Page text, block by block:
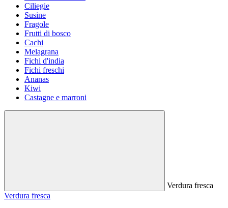
Ciliegie
Susine
Fragole
Frutti di bosco
Cachi
Melagrana
Fichi d'india
Fichi freschi
Ananas
Kiwi
Castagne e marroni
Verdura fresca
Verdura fresca